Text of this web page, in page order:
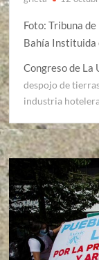
Foto: Tribuna
Bahía Instituida
Congreso de La
despojo de
industria